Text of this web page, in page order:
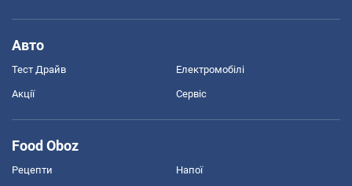
Авто
Тест Драйв Електромобілі
Акції Сервіс
Food Oboz
Рецепти Напої